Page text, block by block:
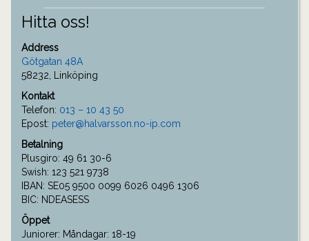
Hitta oss!
Address
Götgatan 48A
58232, Linköping
Kontakt
Telefon: 013 – 10 43 50
Epost: peter@halvarsson.no-ip.com
Betalning
Plusgiro: 49 61 30-6
Swish: 123 521 9738
IBAN: SE05 9500 0099 6026 0496 1306
BIC: NDEASESS
Öppet
Juniorer: Måndagar: 18-19